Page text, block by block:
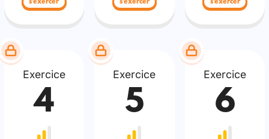
s'exercer s'exercer s'exercer
Exercice
4
Exercice
5
Exercice
6